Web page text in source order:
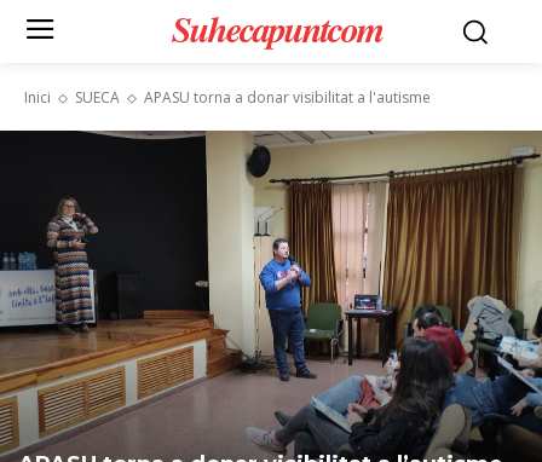
Suhecapuntcom
Inici SUECA APASU torna a donar visibilitat a l'autisme